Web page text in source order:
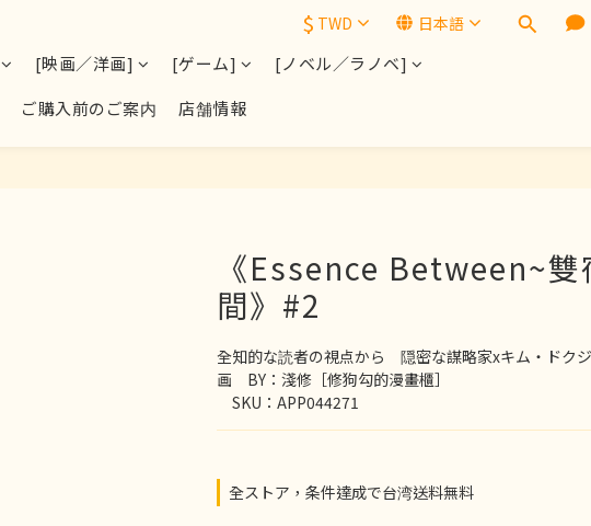
$ TWD 日本語
[映画／洋画] [ゲーム]
[ノベル／ラノベ]
ご購入前のご案内 店舗情報
《Essence Between~雙
間》#2
全知的な読者の視点から　隠密な謀略家xキム・ドク
画　BY：淺修［修狗勾的漫畫櫃］
SKU：APP044271
全ストア，条件達成で台湾送料無料